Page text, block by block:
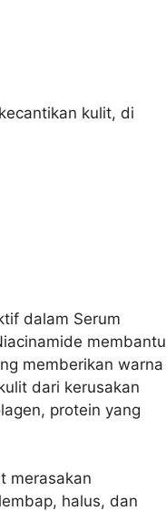
kulit, di
dalam Serum
membantu
memberikan warna
dari kerusakan
protein yang
merasakan
halus, dan